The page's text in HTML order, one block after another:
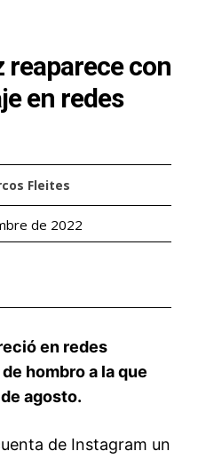
reaparece con
en redes
Fleites
de 2022
en redes
hombro a la que
agosto.
de Instagram un